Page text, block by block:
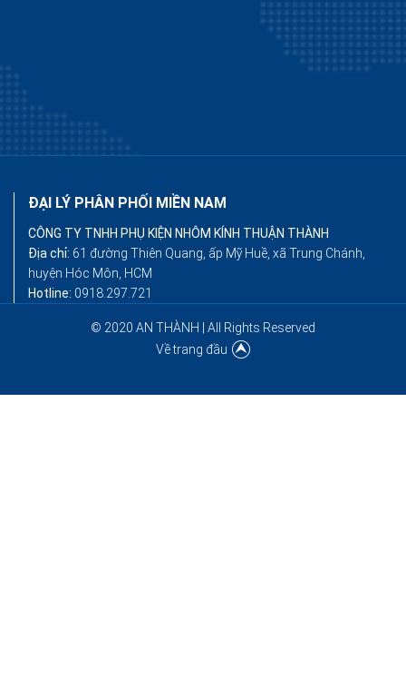
ĐẠI LÝ PHÂN PHỐI MIỀN NAM
CÔNG TY TNHH PHỤ KIỆN NHÔM KÍNH THUẬN THÀNH
Địa chỉ: 61 đường Thiên Quang, ấp Mỹ Huề, xã Trung Chánh,
huyện Hóc Môn, HCM
Hotline: 0918.297.721
© 2020 AN THÀNH | All Rights Reserved
Về trang đầu